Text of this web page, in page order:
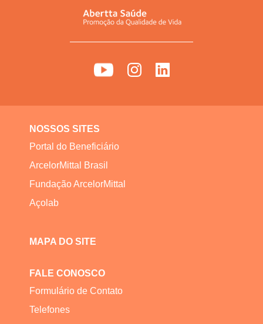
NOSSOS SITES
Portal do Beneficiário
ArcelorMittal Brasil
Fundação ArcelorMittal
Açolab
MAPA DO SITE
FALE CONOSCO
Formulário de Contato
Telefones